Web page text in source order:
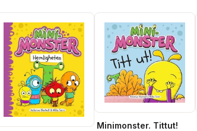
Minimonster. Tittut!